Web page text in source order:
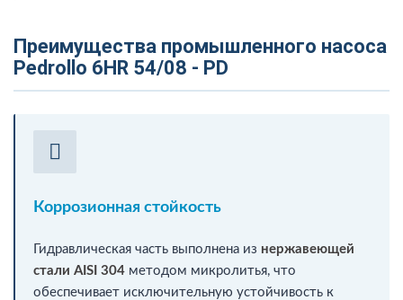
Преимущества промышленного насоса
Pedrollo 6HR 54/08 - PD
Коррозионная стойкость
Гидравлическая часть выполнена из нержавеющей
стали AISI 304 методом микролитья, что
обеспечивает исключительную устойчивость к